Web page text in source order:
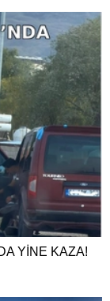
YİNE KAZA!